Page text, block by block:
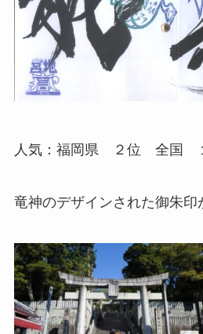
人気：福岡県 ２位 全国
竜神のデザインされた御朱印